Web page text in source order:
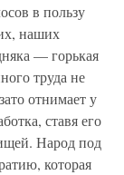
в пользу
наших
— горькая
труда не
отнимает у
ставя его
Народ под
которая